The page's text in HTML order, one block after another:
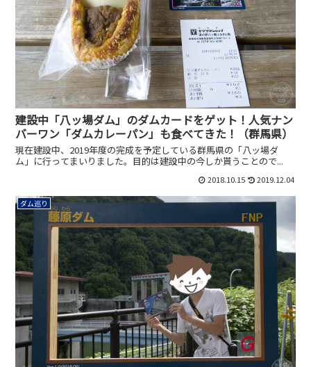
建設中「八ッ場ダム」のダムカードをゲット！人気ナン
バーワン「ダムカレーパン」も食べてきた！（群馬県）
現在建設中、2019年度の完成を予定している群馬県の「八ッ場ダ
ム」に行ってまいりました。目的は建設中の今しか貰うことので...
2018.10.15 2019.12.04
ダム巡り